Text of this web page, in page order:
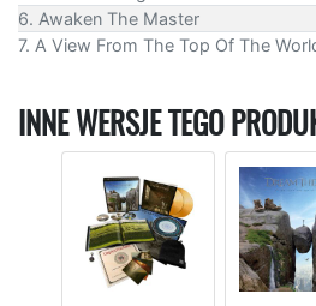
6. Awaken The Master
7. A View From The Top Of The
INNE WERSJE TEGO